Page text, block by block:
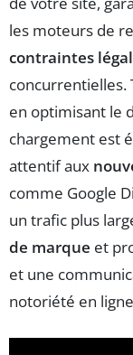
les moteurs de
contraintes
concurrentielles.
en optimisant le
chargement est
attentif aux
comme Google
un trafic plus
de marque et
et une
notoriété en